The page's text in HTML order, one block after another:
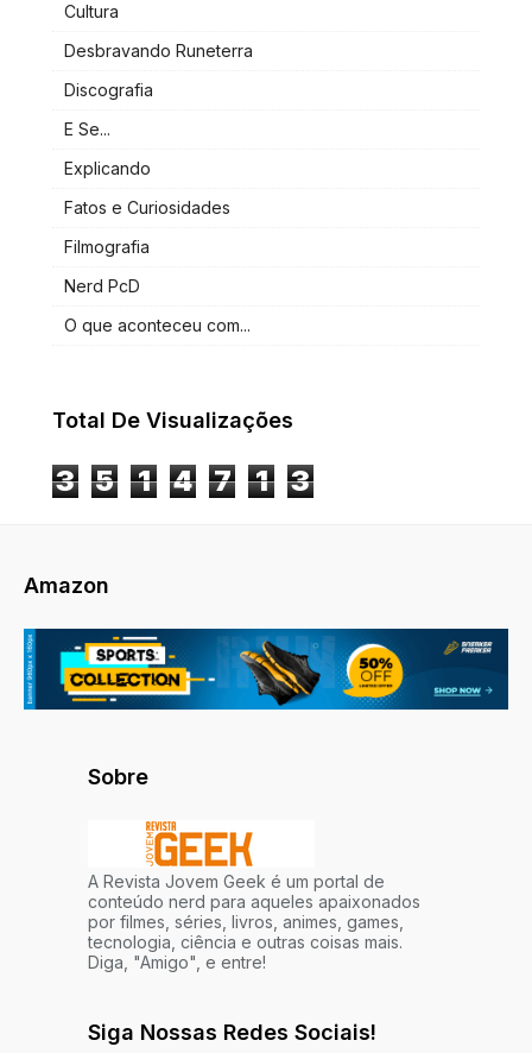
Cultura
Desbravando Runeterra
Discografia
E Se...
Explicando
Fatos e Curiosidades
Filmografia
Nerd PcD
O que aconteceu com...
Total De Visualizações
3 5 1 4 7 1 3
Amazon
Sobre
A Revista Jovem Geek é um portal de
conteúdo nerd para aqueles apaixonados
por filmes, séries, livros, animes, games,
tecnologia, ciência e outras coisas mais.
Diga, "Amigo", e entre!
Siga Nossas Redes Sociais!